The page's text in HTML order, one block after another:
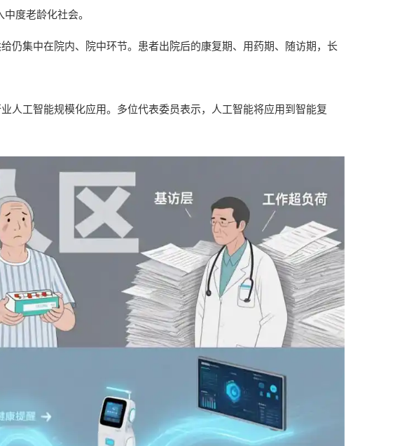
度老龄化社会。
仍集中在院内、院中环节。患者出院后的康复期、用药期、随访期，长
人工智能规模化应用。多位代表委员表示，人工智能将应用到智能复